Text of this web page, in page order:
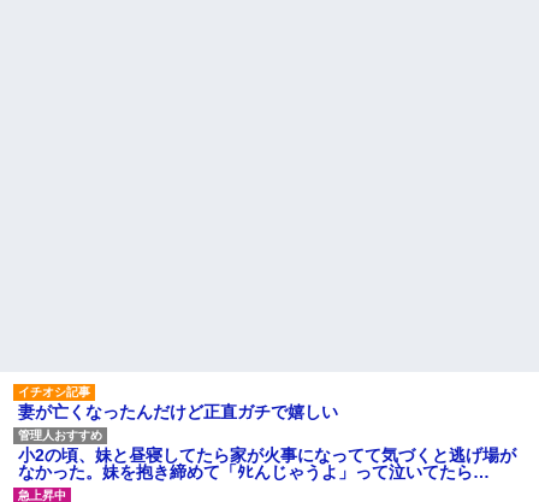
こに金庫があったから、開けて
みようとしただけ☆』義兄「泥
は出てけ！二度と来るな！」結
果・・・
私「初めて飲む味だけどなん
のお茶？」彼「ちっ！」私「」
妻が亡くなったんだけど正直ガチで嬉しい
小2の頃、妹と昼寝してたら家が火事になってて気づくと逃げ場が
なかった。妹を抱き締めて「ﾀﾋんじゃうよ」って泣いてたら…